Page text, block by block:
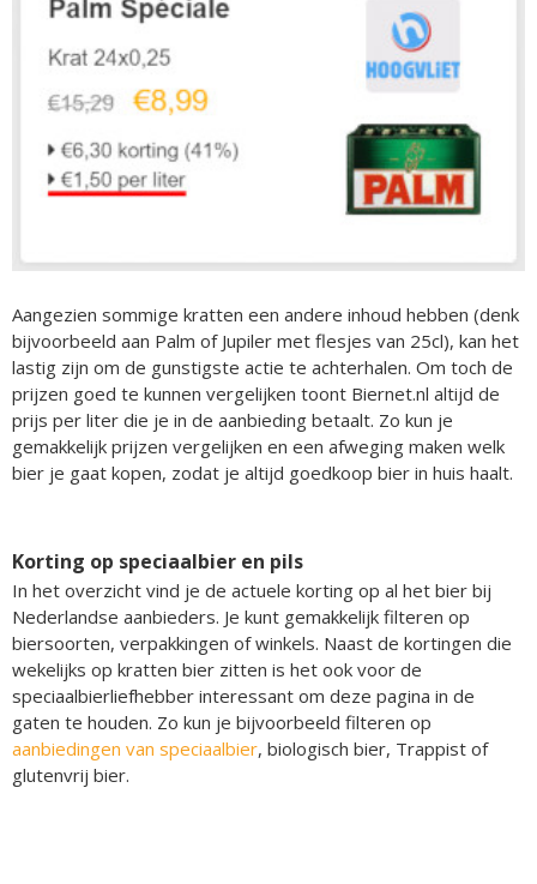
Aangezien sommige kratten een andere inhoud hebben (denk
bijvoorbeeld aan Palm of Jupiler met flesjes van 25cl), kan het
lastig zijn om de gunstigste actie te achterhalen. Om toch de
prijzen goed te kunnen vergelijken toont Biernet.nl altijd de
prijs per liter die je in de aanbieding betaalt. Zo kun je
gemakkelijk prijzen vergelijken en een afweging maken welk
bier je gaat kopen, zodat je altijd goedkoop bier in huis haalt.
Korting op speciaalbier en pils
In het overzicht vind je de actuele korting op al het bier bij
Nederlandse aanbieders. Je kunt gemakkelijk filteren op
biersoorten, verpakkingen of winkels. Naast de kortingen die
wekelijks op kratten bier zitten is het ook voor de
speciaalbierliefhebber interessant om deze pagina in de
gaten te houden. Zo kun je bijvoorbeeld filteren op
aanbiedingen van speciaalbier, biologisch bier, Trappist of
glutenvrij bier.